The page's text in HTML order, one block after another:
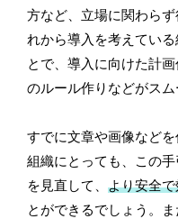
方など、立場に関わら
れから導入を考えてい
とで、導入に向けた計
のルール作りなどがスム
すでに文章や画像など
組織にとっても、この
を見直して、より安全
とができるでしょう。